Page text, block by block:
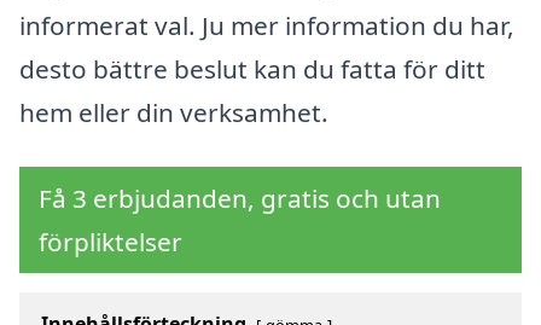
informerat val. Ju mer information du har,
desto bättre beslut kan du fatta för ditt
hem eller din verksamhet.
Få 3 erbjudanden, gratis och utan
förpliktelser